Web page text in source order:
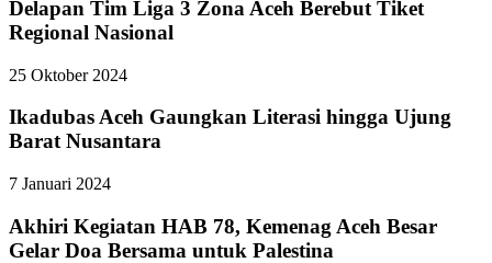
Delapan Tim Liga 3 Zona Aceh Berebut Tiket
Regional Nasional
25 Oktober 2024
Ikadubas Aceh Gaungkan Literasi hingga Ujung
Barat Nusantara
7 Januari 2024
Akhiri Kegiatan HAB 78, Kemenag Aceh Besar
Gelar Doa Bersama untuk Palestina